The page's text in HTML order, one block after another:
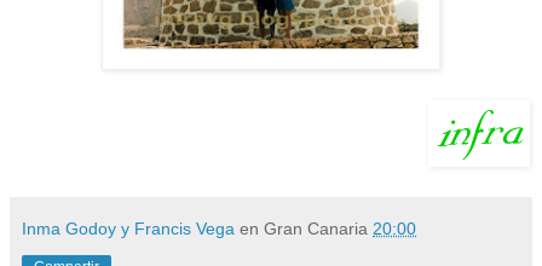
Inma Godoy y Francis Vega en Gran Canaria 20:00